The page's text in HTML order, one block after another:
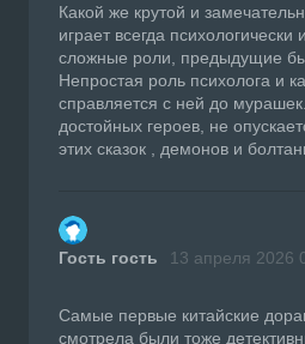
Какой же крутой и
играет всегда
сложные роли, предыдущие
Непростая роль психолога и
справляется с ней до
достойных героев, не
этих сказок , демонов и
Гость гость 13 апреля 2026
Самые первые китайские
смотрела были тоже